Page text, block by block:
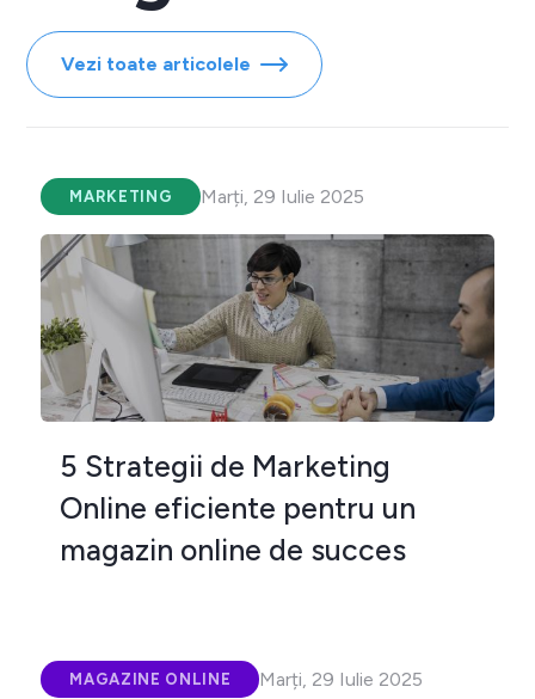
Vezi toate articolele
MARKETING Marți, 29 Iulie 2025
5 Strategii de Marketing
Online eficiente pentru un
magazin online de succes
MAGAZINE ONLINE Marți, 29 Iulie 2025